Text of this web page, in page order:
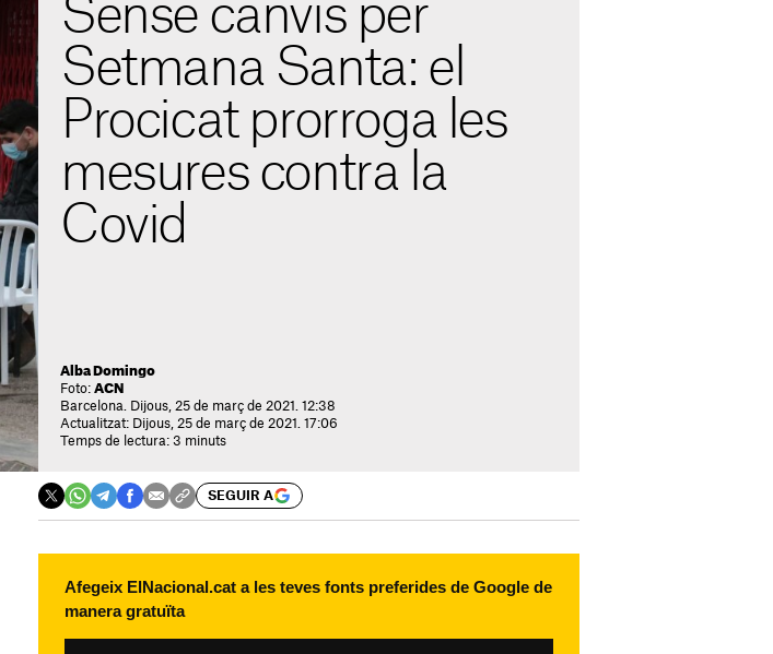
Sense canvis per
Setmana Santa: el
Procicat prorroga les
mesures contra la
Covid
Alba Domingo
Foto: ACN
Barcelona. Dijous, 25 de març de 2021. 12:38
Actualitzat: Dijous, 25 de març de 2021. 17:06
Temps de lectura: 3 minuts
SEGUIR A
Afegeix ElNacional.cat a les teves fonts preferides de Google de
manera gratuïta